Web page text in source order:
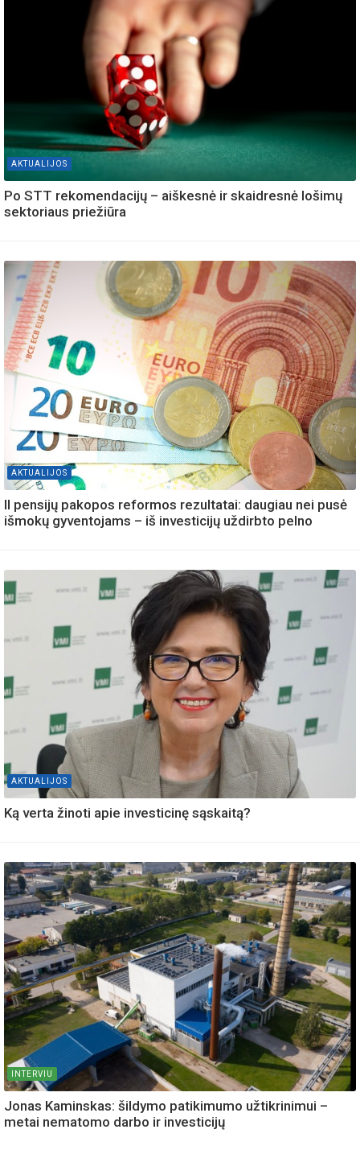
AKTUALIJOS
Po STT rekomendacijų – aiškesnė ir skaidresnė lošimų
sektoriaus priežiūra
AKTUALIJOS
II pensijų pakopos reformos rezultatai: daugiau nei pusė
išmokų gyventojams – iš investicijų uždirbto pelno
AKTUALIJOS
Ką verta žinoti apie investicinę sąskaitą?
INTERVIU
Jonas Kaminskas: šildymo patikimumo užtikrinimui –
metai nematomo darbo ir investicijų